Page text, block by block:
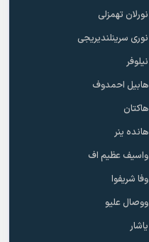
نورلان تهمزلی
نوری سرینلندیریجی
نیلوفر
هابیل احمدوف
هاکتان
هانده ینر
واسیف عظیم اف
وفا شریفوا
ووصال علیو
یاشار